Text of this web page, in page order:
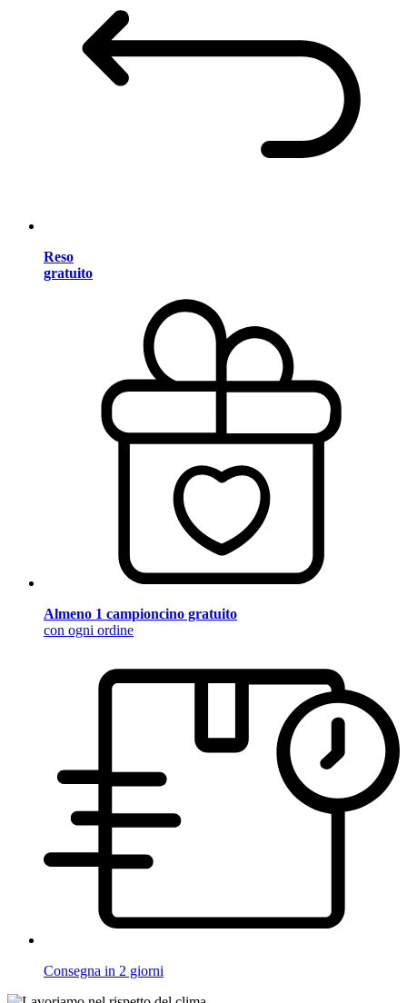
Reso
gratuito
Almeno 1 campioncino gratuito
con ogni ordine
Consegna in 2 giorni